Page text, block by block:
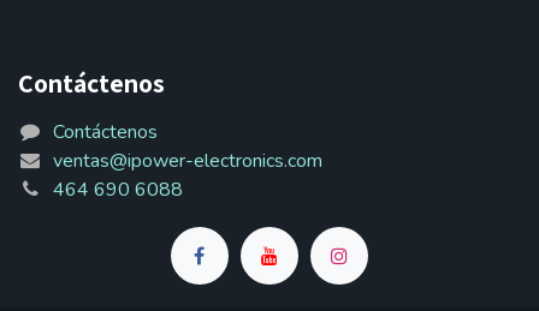
Contáctenos
Contáctenos
ventas@ipower-electronics.com
464 690 6088